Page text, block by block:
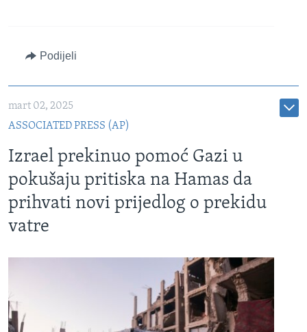
Podijeli
mart 02, 2025
ASSOCIATED PRESS (AP)
Izrael prekinuo pomoć Gazi u
pokušaju pritiska na Hamas da
prihvati novi prijedlog o prekidu
vatre